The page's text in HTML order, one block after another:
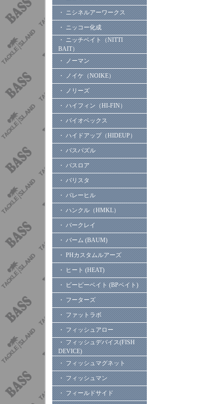
・ ニシネルアーワークス
・ ニッコー化成
・ ニッチベイト（NITTI
BAIT）
・ ノーマン
・ ノイケ（NOIKE）
・ ノリーズ
・ ハイフィン（HI-FIN）
・ バイオベックス
・ ハイドアップ（HIDEUP）
・ バスパズル
・ バスロア
・ バリスタ
・ バレーヒル
・ ハンクル（HMKL）
・ バークレイ
・ バーム (BAUM)
・ PHカスタムルアーズ
・ ヒート (HEAT)
・ ビーピーベイト (BPベイト)
・ フーターズ
・ ファットラボ
・ フィッシュアロー
・ フィッシュデバイス(FISH
DEVICE)
・ フィッシュマグネット
・ フィッシュマン
・ フィールドサイド